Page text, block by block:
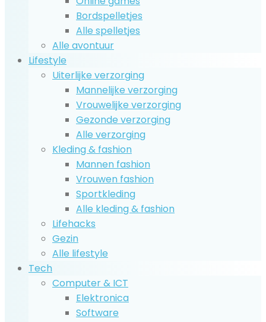
Bordspelletjes
Alle spelletjes
Alle avontuur
Lifestyle
Uiterlijke verzorging
Mannelijke verzorging
Vrouwelijke verzorging
Gezonde verzorging
Alle verzorging
Kleding & fashion
Mannen fashion
Vrouwen fashion
Sportkleding
Alle kleding & fashion
Lifehacks
Gezin
Alle lifestyle
Tech
Computer & ICT
Elektronica
Software